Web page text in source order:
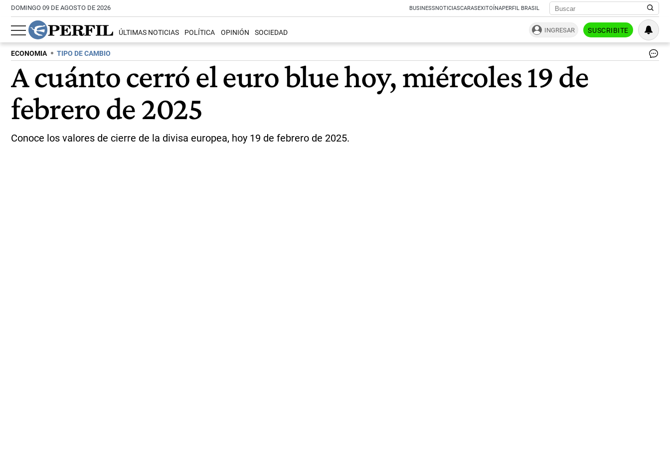
DOMINGO 09 DE AGOSTO DE 2026 BUSINESSNOTICIASCARASEXITOÍNAPERFIL BRASIL
ÚLTIMAS NOTICIAS POLÍTICA OPINIÓN SOCIEDAD INGRESAR SUSCRIBITE
ECONOMIA TIPO DE CAMBIO
A cuánto cerró el euro blue hoy, miércoles 19 de
febrero de 2025
Conoce los valores de cierre de la divisa europea, hoy 19 de febrero de 2025.